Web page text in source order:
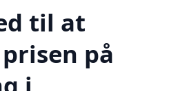
til at
på